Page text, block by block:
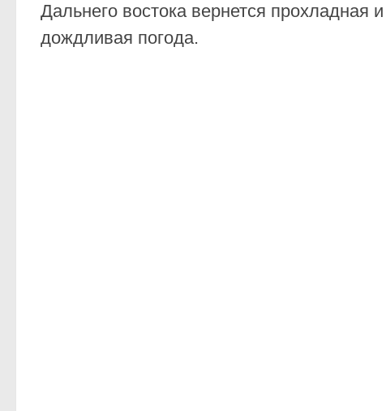
Дальнего востока вернется прохладная и
дождливая погода.